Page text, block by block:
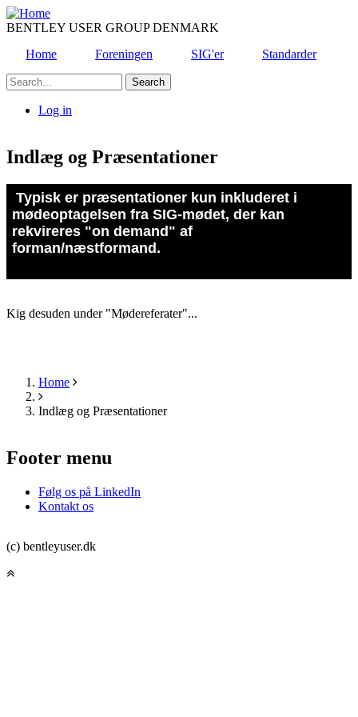
Skip
to
content
BENTLEY USER GROUP DENMARK
Home
Foreningen SIG'er
Standarder
Search
account
Log in
Indlæg og Præsentationer
Typisk er præsentationer kun inkluderet i
mødeoptagelsen fra SIG-mødet, der kan
rekvireres "on demand" af
forman/næstformand.
Kig desuden under "Mødereferater"...
Breadcrumb
Home
Indlæg og Præsentationer
Footer menu
Følg os på LinkedIn
Kontakt os
(c) bentleyuser.dk